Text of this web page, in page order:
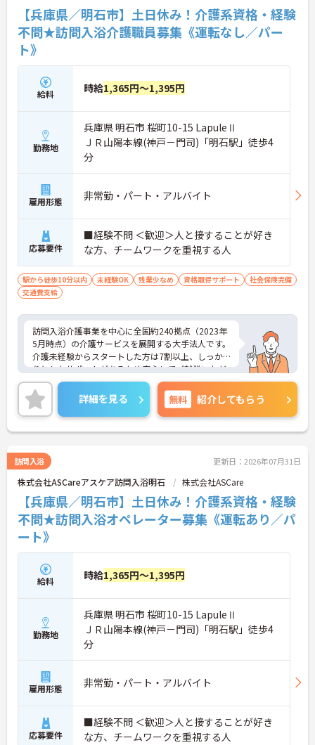
【兵庫県／明石市】土日休み！介護系資格・経験
不問★訪問入浴介護職員募集《運転なし／パー
ト》
給料 時給1,365円～1,395円
勤務地
兵庫県 明石市 桜町10-15 LapuleⅡ
ＪＲ山陽本線(神戸－門司)「明石駅」徒歩4
分
雇用形態 非常勤・パート・アルバイト
応募要件
■経験不問 ＜歓迎＞人と接することが好き
な方、チームワークを重視する人
駅から徒歩10分以内 未経験OK 残業少なめ 資格取得サポート
社会保険完備
交通費支給
訪問入浴介護事業を中心に全国約240拠点（2023年
5月時点）の介護サービスを展開する大手法人です。
介護未経験からスタートした方は7割以上、しっか
りとしたサポートがあるため安心してご就業いただ
けます。お風呂に入れなくて困っている方に、手を
差し伸べてあげられるとてもやりがいのあるお仕事
です。ご興味ある方には、面接対策ポイントなど、
さらに詳細をお話しいたしますのでお気軽にご相談
ください！
詳細を見る 無料 紹介してもらう
訪問入浴 更新日：2026年07月31日
株式会社ASCareアスケア訪問入浴明石 株式会社ASCare
【兵庫県／明石市】土日休み！介護系資格・経験
不問★訪問入浴オペレーター募集《運転あり／パ
ート》
給料 時給1,365円～1,395円
勤務地
兵庫県 明石市 桜町10-15 LapuleⅡ
ＪＲ山陽本線(神戸－門司)「明石駅」徒歩4
分
雇用形態 非常勤・パート・アルバイト
応募要件
■経験不問 ＜歓迎＞人と接することが好き
な方、チームワークを重視する人